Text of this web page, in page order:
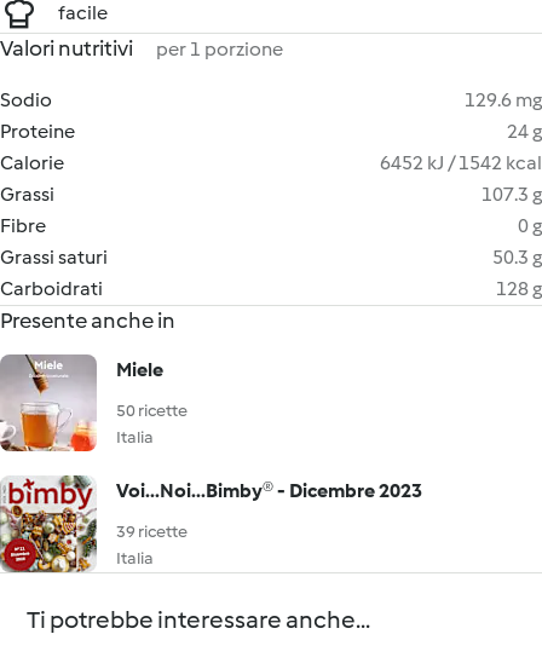
facile
Valori nutritivi per 1 porzione
Sodio
129.6 mg
Proteine
24 g
Calorie
6452 kJ / 1542 kcal
Grassi
107.3 g
Fibre
0 g
Grassi saturi
50.3 g
Carboidrati
128 g
Presente anche in
Miele
50 ricette
Italia
Voi...Noi...Bimby® - Dicembre 2023
39 ricette
Italia
Ti potrebbe interessare anche...